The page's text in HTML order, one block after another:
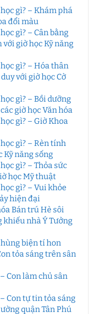
gì? – Khám phá
đổi màu
gì? – Cân bằng
giờ học Kỹ năng
gì? – Hóa thân
với giờ học Cờ
gì? – Bồi dưỡng
giờ học Văn hóa
gì? – Giờ Khoa
gì? – Rèn tính
Kỹ năng sống
gì? – Thỏa sức
học Mỹ thuật
gì? – Vui khỏe
hiện đại
Bán trú Hè sôi
khiếu nhà Ý Tưởng
biện tí hon
tỏa sáng trên sân
Con làm chủ sân
Con tự tin tỏa sáng
quận Tân Phú